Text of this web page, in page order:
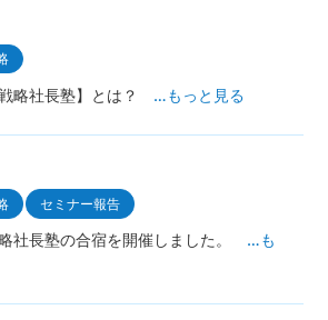
略社長塾】とは？ …もっと見る
セミナー報告
社長塾の合宿を開催しました。 …も